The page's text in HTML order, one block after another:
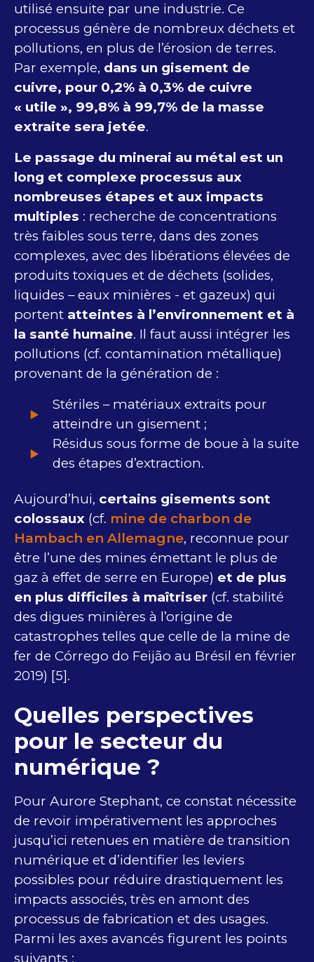
utilisé ensuite par une industrie. Ce
processus génère de nombreux déchets et
pollutions, en plus de l’érosion de terres.
Par exemple, dans un gisement de
cuivre, pour 0,2% à 0,3% de cuivre
« utile », 99,8% à 99,7% de la masse
extraite sera jetée.
Le passage du minerai au métal est un
long et complexe processus aux
nombreuses étapes et aux impacts
multiples : recherche de concentrations
très faibles sous terre, dans des zones
complexes, avec des libérations élevées de
produits toxiques et de déchets (solides,
liquides – eaux minières - et gazeux) qui
portent atteintes à l’environnement et à
la santé humaine. Il faut aussi intégrer les
pollutions (cf. contamination métallique)
provenant de la génération de :
Stériles – matériaux extraits pour
atteindre un gisement ;
Résidus sous forme de boue à la suite
des étapes d’extraction.
Aujourd’hui, certains gisements sont
colossaux(cf. mine de charbon de
Hambach en Allemagne, reconnue pour
être l’une des mines émettant le plus de
gaz à effet de serre en Europe) et de plus
en plus difficiles à maîtriser(cf. stabilité
des digues minières à l’origine de
catastrophes telles que celle de la mine de
fer de Córrego do Feijão au Brésil en février
2019) [5].
Quelles perspectives
pour le secteur du
numérique ?
Pour Aurore Stephant, ce constat nécessite
de revoir impérativement les approches
jusqu’ici retenues en matière de transition
numérique et d’identifier les leviers
possibles pour réduire drastiquement les
impacts associés, très en amont des
processus de fabrication et des usages.
Parmi les axes avancés figurent les points
suivants :